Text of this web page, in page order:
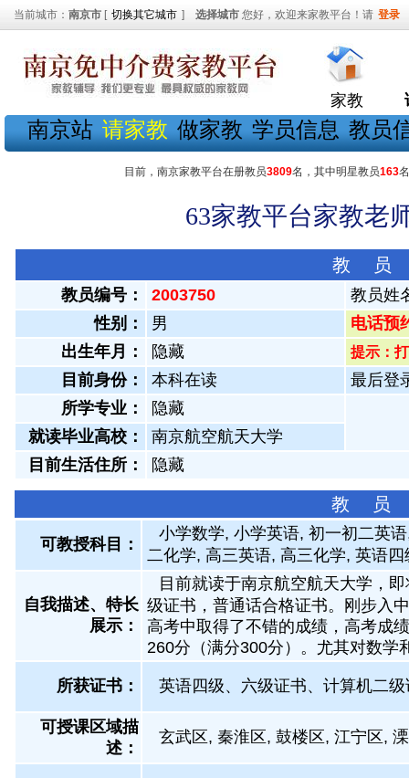
当前城市： 南京市 [ 切换其它城市 ] 选择城市 您好，欢迎来家教平台！请 登录
家教
南京站 请家教 做家教 学员信息 教员
目前，南京家教平台在册教员3809名，其中明星教员163
63家教平台家教老
教 员
教员编号： 2003750
教员姓
性别：
男
电话预
出生年月：
隐藏 提示：
目前身份： 本科在读
最后登
所学专业：
隐藏
就读毕业高校：
南京航空航天大学
目前生活住所：
隐藏
教 员
可教授科目：
小学数学, 小学英语, 初一初二英
二化学, 高三英语, 高三化学, 英语
自我描述、特长
展示 ：
目前就读于南京航空航天大学，
级证书，普通话合格证书。刚步入
高考中取得了不错的成绩，高考成
260分（满分300分）。尤其对数学
所获证书 ： 英语四级、六级证书、计算机二
可授课区域描
述：
玄武区, 秦淮区, 鼓楼区, 江宁区,